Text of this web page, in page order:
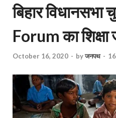
बिहार विधानसभा
Forum का
October 16, 2020 - byजनपथ -